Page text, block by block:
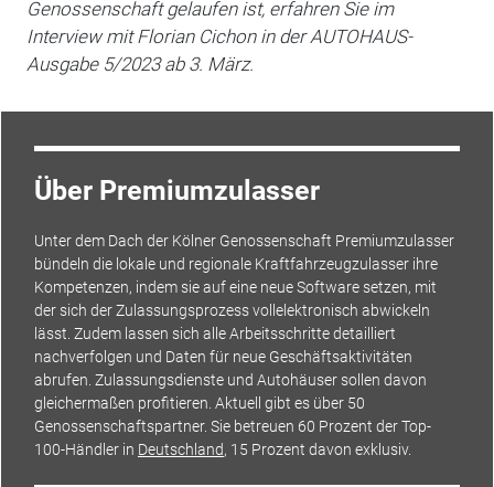
Genossenschaft gelaufen ist, erfahren Sie im
Interview mit Florian Cichon in der AUTOHAUS-
Ausgabe 5/2023 ab 3. März.
Über Premiumzulasser
Unter dem Dach der Kölner Genossenschaft Premiumzulasser
bündeln die lokale und regionale Kraftfahrzeugzulasser ihre
Kompetenzen, indem sie auf eine neue Software setzen, mit
der sich der Zulassungsprozess vollelektronisch abwickeln
lässt. Zudem lassen sich alle Arbeitsschritte detailliert
nachverfolgen und Daten für neue Geschäftsaktivitäten
abrufen. Zulassungsdienste und Autohäuser sollen davon
gleichermaßen profitieren. Aktuell gibt es über 50
Genossenschaftspartner. Sie betreuen 60 Prozent der Top-
100-Händler in Deutschland, 15 Prozent davon exklusiv.